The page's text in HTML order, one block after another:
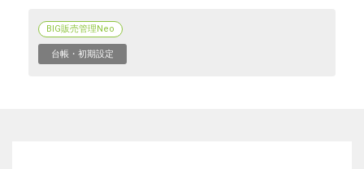
BIG販売管理Neo
台帳・初期設定